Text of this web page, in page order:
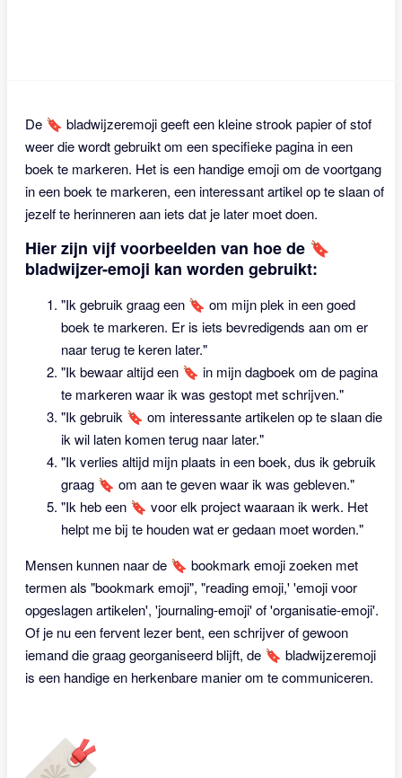
De 🔖 bladwijzeremoji geeft een kleine strook papier of stof
weer die wordt gebruikt om een specifieke pagina in een
boek te markeren. Het is een handige emoji om de voortgang
in een boek te markeren, een interessant artikel op te slaan of
jezelf te herinneren aan iets dat je later moet doen.
Hier zijn vijf voorbeelden van hoe de 🔖
bladwijzer-emoji kan worden gebruikt:
"Ik gebruik graag een 🔖 om mijn plek in een goed
boek te markeren. Er is iets bevredigends aan om er
naar terug te keren later."
"Ik bewaar altijd een 🔖 in mijn dagboek om de pagina
te markeren waar ik was gestopt met schrijven."
"Ik gebruik 🔖 om interessante artikelen op te slaan die
ik wil laten komen terug naar later."
"Ik verlies altijd mijn plaats in een boek, dus ik gebruik
graag 🔖 om aan te geven waar ik was gebleven."
"Ik heb een 🔖 voor elk project waaraan ik werk. Het
helpt me bij te houden wat er gedaan moet worden."
Mensen kunnen naar de 🔖 bookmark emoji zoeken met
termen als "bookmark emoji", "reading emoji,' 'emoji voor
opgeslagen artikelen', 'journaling-emoji' of 'organisatie-emoji'.
Of je nu een fervent lezer bent, een schrijver of gewoon
iemand die graag georganiseerd blijft, de 🔖 bladwijzeremoji
is een handige en herkenbare manier om te communiceren.